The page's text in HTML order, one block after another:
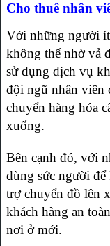
Cho thuê nhân
Với những người
không thể nhờ vả
sử dụng dịch vụ
đội ngũ nhân viên
chuyển hàng hóa
xuống.
Bên cạnh đó, với
dùng sức người
trợ chuyển đồ lên
khách hàng an
nơi ở mới.